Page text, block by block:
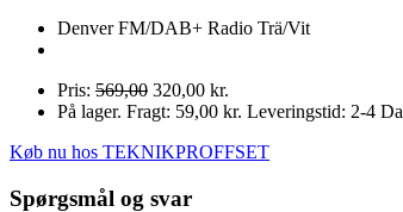
Denver FM/DAB+ Radio Trä/Vit
Pris: 569,00 320,00 kr.
På lager. Fragt: 59,00 kr. Leveringstid: 2-4
Køb nu hos TEKNIKPROFFSET
Spørgsmål og svar